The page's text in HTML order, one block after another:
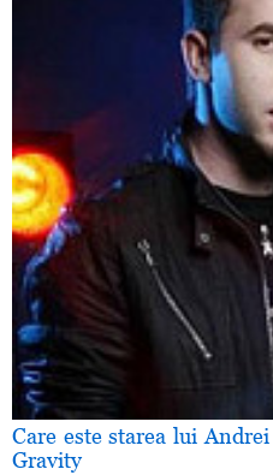
Care este starea lui
Gravity